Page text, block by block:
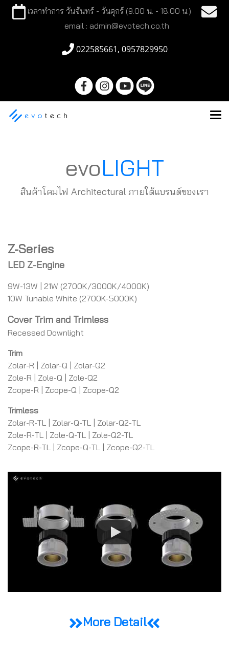
เวลาทำการ วันจันทร์ - วันศุกร์ (9.00 น. - 18.00 น.)
email : admin@evotech.co.th
022585661, 0957829950
evoLIGHT
สินค้าโคมไฟ Architectural ภายใต้แบรนด์ของเรา
Z-Series
LED Z-Engine
9W-13W | 21W (2700K/3000K/4000K)
10W Tunable White (2700K-5000K)
Cover Trim and Trimless
Recessed Downlight
Trim
Zolar-R | Zolar-Q | Zolar-Q2
Zole-R | Zole-Q | Zole-Q2
Zcope-R | Zcope-Q | Zcope-Q2
Trimless
Zolar-R-TL | Zolar-Q-TL | Zolar-Q2-TL
Zole-R-TL | Zole-Q-TL | Zole-Q2-TL
Zcope-R-TL | Zcope-Q-TL | Zcope-Q2-TL
More Detail